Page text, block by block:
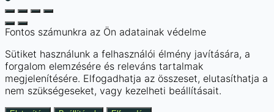
Fontos számunkra az Ön adatainak védelme
Sütiket használunk a felhasználói élmény javítására, a
forgalom elemzésére és releváns tartalmak
megjelenítésére. Elfogadhatja az összeset, elutasíthatja a
nem szükségeseket, vagy kezelheti beállításait.